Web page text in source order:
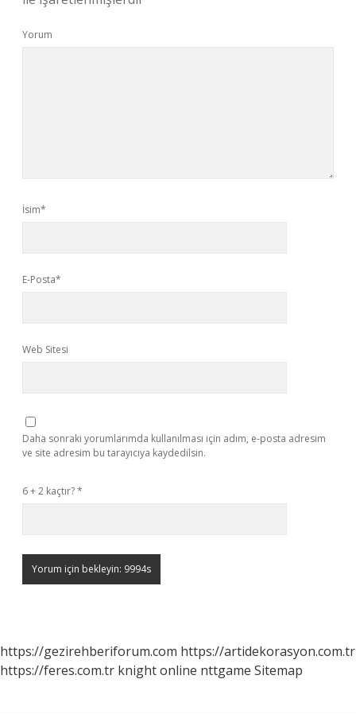
Yorum
İsim*
E-Posta*
Web Sitesi
Daha sonraki yorumlarımda kullanılması için adım, e-posta adresim
ve site adresim bu tarayıcıya kaydedilsin.
6 + 2 kaçtır?*
https://gezirehberiforum.com https://artidekorasyon.com.tr
https://feres.com.tr knight online nttgame Sitemap